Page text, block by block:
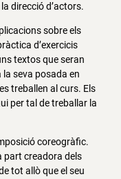
direcció d’actors.
sobre els
d’exercicis
textos que seran
seva posada en
treballen al curs. Els
per tal de treballar la
coreogràfic.
part creadora dels
tot allò que el seu